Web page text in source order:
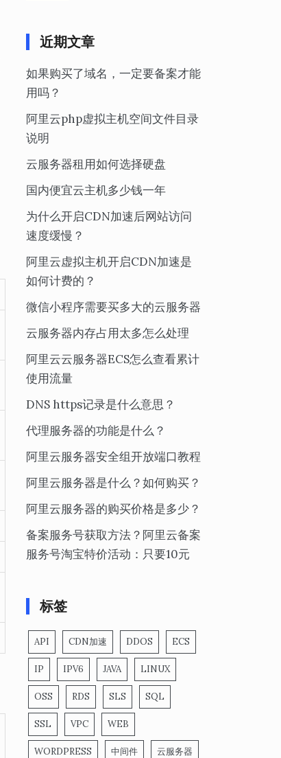
近期文章
如果购买了域名，一定要备案才能
用吗？
阿里云php虚拟主机空间文件目录
说明
云服务器租用如何选择硬盘
国内便宜云主机多少钱一年
为什么开启CDN加速后网站访问
速度缓慢？
阿里云虚拟主机开启CDN加速是
如何计费的？
微信小程序需要买多大的云服务器
云服务器内存占用太多怎么处理
阿里云云服务器ECS怎么查看累计
使用流量
DNS https记录是什么意思？
代理服务器的功能是什么？
阿里云服务器安全组开放端口教程
阿里云服务器是什么？如何购买？
阿里云服务器的购买价格是多少？
备案服务号获取方法？阿里云备案
服务号淘宝特价活动：只要10元
标签
API CDN加速 DDOS ECS
IP IPV6 JAVA LINUX
OSS RDS SLS SQL
SSL VPC WEB
WORDPRESS 中间件 云服务器